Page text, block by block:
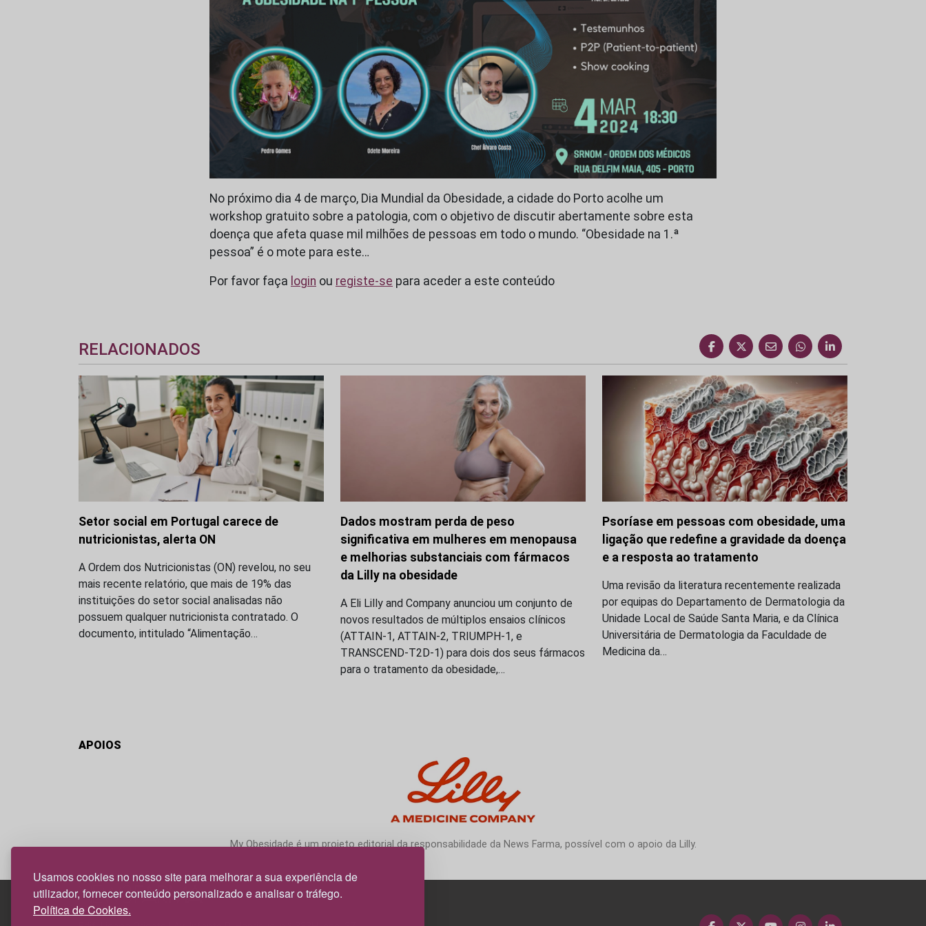
Usamos cookies no nosso site para melhorar a sua experiência de
utilizador, fornecer conteúdo personalizado e analisar o tráfego.
Política de Cookies.
No próximo dia 4 de março, Dia Mundial da Obesidade, a cidade do Porto acolhe um
workshop gratuito sobre a patologia, com o objetivo de discutir abertamente sobre esta
doença que afeta quase mil milhões de pessoas em todo o mundo. “Obesidade na 1.ª
pessoa” é o mote para este…
Por favor faça login ou registe-se para aceder a este conteúdo
RELACIONADOS
Setor social em Portugal carece de
nutricionistas, alerta ON
A Ordem dos Nutricionistas (ON) revelou, no seu
mais recente relatório, que mais de 19% das
instituições do setor social analisadas não
possuem qualquer nutricionista contratado. O
documento, intitulado “Alimentação…
Dados mostram perda de peso
significativa em mulheres em menopausa
e melhorias substanciais com fármacos
da Lilly na obesidade
A Eli Lilly and Company anunciou um conjunto de
novos resultados de múltiplos ensaios clínicos
(ATTAIN-1, ATTAIN-2, TRIUMPH-1, e
TRANSCEND-T2D-1) para dois dos seus fármacos
para o tratamento da obesidade,…
Psoríase em pessoas com obesidade, uma
ligação que redefine a gravidade da doença
e a resposta ao tratamento
Uma revisão da literatura recentemente realizada
por equipas do Departamento de Dermatologia da
Unidade Local de Saúde Santa Maria, e da Clínica
Universitária de Dermatologia da Faculdade de
Medicina da…
APOIOS
My Obesidade é um projeto editorial da responsabilidade da News Farma, possível com o apoio da Lilly.